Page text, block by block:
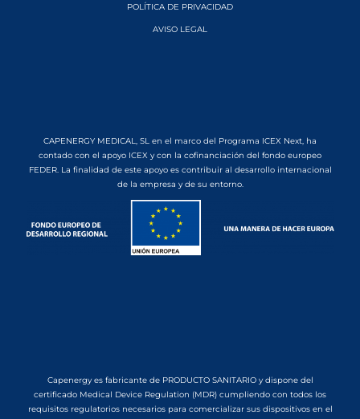
POLÍTICA DE PRIVACIDAD
AVISO LEGAL
CAPENERGY MEDICAL, SL en el marco del Programa ICEX Next, ha
contado con el apoyo ICEX y con la cofinanciación del fondo europeo
FEDER. La finalidad de este apoyo es contribuir al desarrollo internacional
de la empresa y de su entorno.
Capenergy es fabricante de PRODUCTO SANITARIO y dispone del
certificado Medical Device Regulation (MDR) cumpliendo con todos los
requisitos regulatorios necesarios para comercializar sus dispositivos en el